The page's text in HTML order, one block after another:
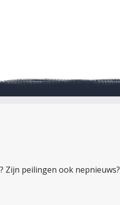
Zijn peilingen ook nepnieuws?